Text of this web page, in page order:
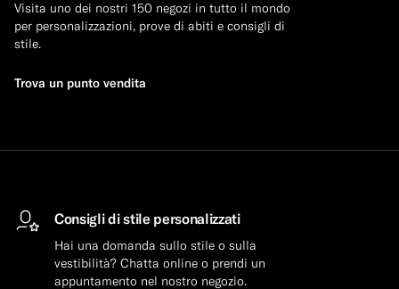
Visita uno dei nostri 150 negozi in tutto il mondo
per personalizzazioni, prove di abiti e consigli di
stile.
Trova un punto vendita
Consigli di stile personalizzati
Hai una domanda sullo stile o sulla
vestibilità? Chatta online o prendi un
appuntamento nel nostro negozio.